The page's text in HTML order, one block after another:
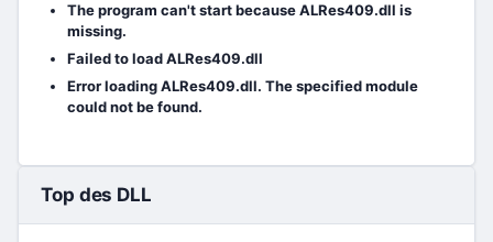
The program can't start because ALRes409.dll is
missing.
Failed to load ALRes409.dll
Error loading ALRes409.dll. The specified module
could not be found.
Top des DLL